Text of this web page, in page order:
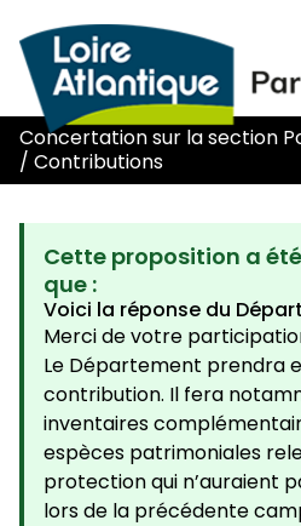
/ Contributions
Cette proposition a
que :
Voici la réponse du
Merci de votre
Le Département prendra
contribution. Il fera
inventaires
espèces patrimoniales
protection qui n’auraient
lors de la précédente